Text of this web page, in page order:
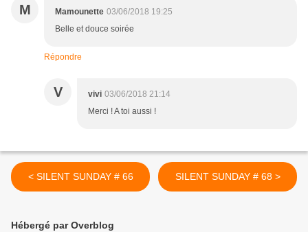
M Mamounette 03/06/2018 19:25
Belle et douce soirée
Répondre
V vivi 03/06/2018 21:14
Merci ! A toi aussi !
< SILENT SUNDAY # 66 SILENT SUNDAY # 68 >
Hébergé par Overblog